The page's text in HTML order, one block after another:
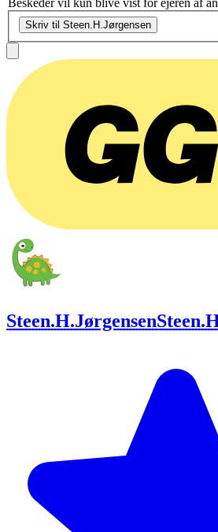
Beskeder vil kun blive vist for ejeren af
Skriv til Steen.H.Jørgensen
Steen.H.Jørgensen